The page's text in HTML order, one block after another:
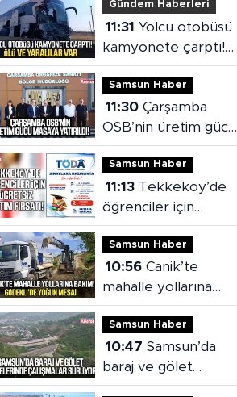
Gündem Haberleri
11:31
kamyonete çarptı!
Ölü ve yaralılar var
Samsun Haber
11:30 Çarşamba
OSB’nin üretim gücü
masaya yatırıldı
Samsun Haber
11:13
öğrenciler için
ücretsiz eğitim
fırsatı!
Samsun Haber
10:56 Canik’te
mahalle yollarına
bakım! Gödekli’de
yoğun mesai
Samsun Haber
10:47 Samsun’da
baraj ve gölet
projelerinde